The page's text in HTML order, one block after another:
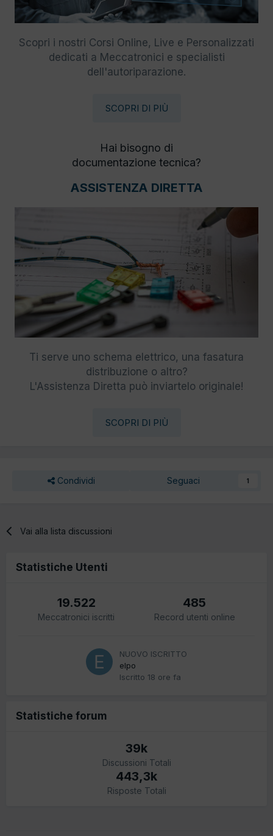
Scopri i nostri Corsi Online, Live e Personalizzati
dedicati a Meccatronici e specialisti
dell'autoriparazione.
SCOPRI DI PIÙ
Hai bisogno di
documentazione tecnica?
ASSISTENZA DIRETTA
Ti serve uno schema elettrico, una fasatura
distribuzione o altro?
L'Assistenza Diretta può inviartelo originale!
SCOPRI DI PIÙ
Condividi Seguaci 1
Vai alla lista discussioni
Statistiche Utenti
19.522
Meccatronici iscritti
485
Record utenti online
NUOVO ISCRITTO
elpo
Iscritto 18 ore fa
Statistiche forum
39k
Discussioni Totali
443,3k
Risposte Totali